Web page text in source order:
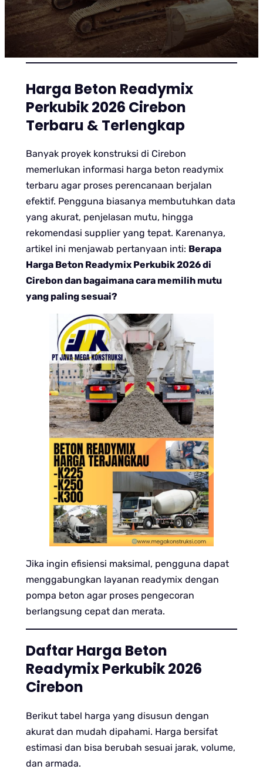
Harga Beton Readymix
Perkubik 2026 Cirebon
Terbaru & Terlengkap
Banyak proyek konstruksi di Cirebon
memerlukan informasi harga beton readymix
terbaru agar proses perencanaan berjalan
efektif. Pengguna biasanya membutuhkan data
yang akurat, penjelasan mutu, hingga
rekomendasi supplier yang tepat. Karenanya,
artikel ini menjawab pertanyaan inti: Berapa
Harga Beton Readymix Perkubik 2026 di
Cirebon dan bagaimana cara memilih mutu
yang paling sesuai?
Jika ingin efisiensi maksimal, pengguna dapat
menggabungkan layanan readymix dengan
pompa beton agar proses pengecoran
berlangsung cepat dan merata.
Daftar Harga Beton
Readymix Perkubik 2026
Cirebon
Berikut tabel harga yang disusun dengan
akurat dan mudah dipahami. Harga bersifat
estimasi dan bisa berubah sesuai jarak, volume,
dan armada.